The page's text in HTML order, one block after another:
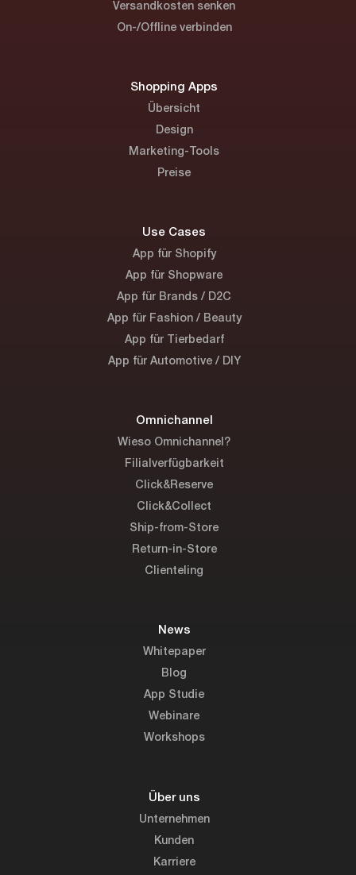
Versandkosten senken
On-/Offline verbinden
Shopping Apps
Übersicht
Design
Marketing-Tools
Preise
Use Cases
App für Shopify
App für Shopware
App für Brands / D2C
App für Fashion / Beauty
App für Tierbedarf
App für Automotive / DIY
Omnichannel
Wieso Omnichannel?
Filialverfügbarkeit
Click&Reserve
Click&Collect
Ship-from-Store
Return-in-Store
Clienteling
News
Whitepaper
Blog
App Studie
Webinare
Workshops
Über uns
Unternehmen
Kunden
Karriere